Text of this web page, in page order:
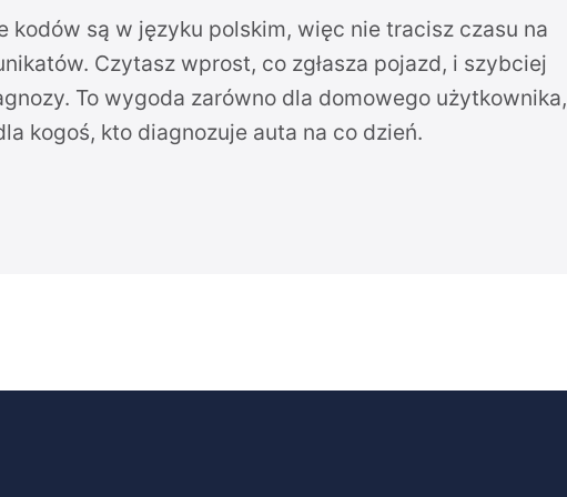
kodów są w języku polskim, więc nie tracisz czasu na
Czytasz wprost, co zgłasza pojazd, i szybciej
To wygoda zarówno dla domowego użytkownika,
kogoś, kto diagnozuje auta na co dzień.